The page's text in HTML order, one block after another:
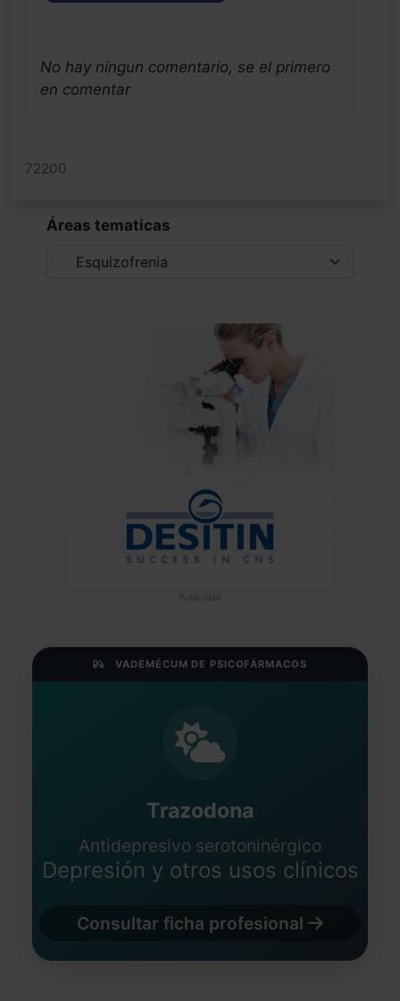
No hay ningun comentario, se el primero
en comentar
72200
Áreas tematicas
Publicidad
VADEMÉCUM DE PSICOFÁRMACOS
Trazodona
Antidepresivo serotoninérgico
Depresión y otros usos clínicos
Consultar ficha profesional